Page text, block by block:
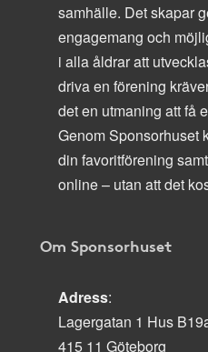
samhälle. Det skapar
engagemang och
i alla åldrar att
driva en förening
det en utmaning att få
Genom Sponsorhuset
din favoritförening
online – utan att det
Om Sponsorhuset
Adress:
Lagergatan 1 Hus
415 11 Göteborg